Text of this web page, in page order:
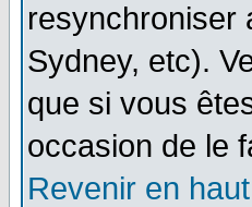
resynchroniser
Sydney, etc).
que si vous
occasion de le
Revenir en haut